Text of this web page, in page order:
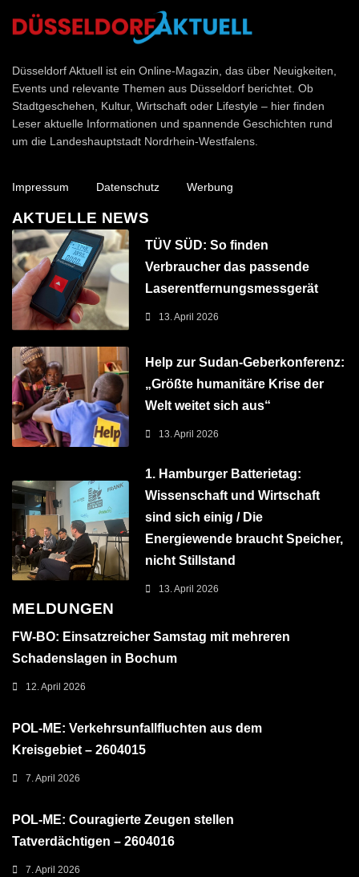
Düsseldorf Aktuell
Düsseldorf Aktuell ist ein Online-Magazin, das über Neuigkeiten,
Events und relevante Themen aus Düsseldorf berichtet. Ob
Stadtgeschehen, Kultur, Wirtschaft oder Lifestyle – hier finden
Leser aktuelle Informationen und spannende Geschichten rund
um die Landeshauptstadt Nordrhein-Westfalens.
Impressum Datenschutz Werbung
AKTUELLE NEWS
TÜV SÜD: So finden
Verbraucher das passende
Laserentfernungsmessgerät
13. April 2026
Help zur Sudan-Geberkonferenz:
„Größte humanitäre Krise der
Welt weitet sich aus“
13. April 2026
1. Hamburger Batterietag:
Wissenschaft und Wirtschaft
sind sich einig / Die
Energiewende braucht Speicher,
nicht Stillstand
13. April 2026
MELDUNGEN
FW-BO: Einsatzreicher Samstag mit mehreren
Schadenslagen in Bochum
12. April 2026
POL-ME: Verkehrsunfallfluchten aus dem
Kreisgebiet – 2604015
7. April 2026
POL-ME: Couragierte Zeugen stellen
Tatverdächtigen – 2604016
7. April 2026